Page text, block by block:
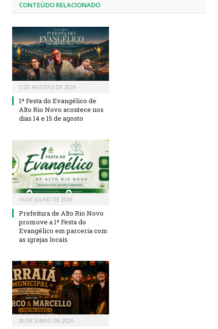
CONTEÚDO RELACIONADO
5 DE AGOSTO DE 2026
1ª Festa do Evangélico de
Alto Rio Novo acontece nos
dias 14 e 15 de agosto
16 DE JULHO DE 2026
Prefeitura de Alto Rio Novo
promove a 1ª Festa do
Evangélico em parceria com
as igrejas locais
30 DE JUNHO DE 2026